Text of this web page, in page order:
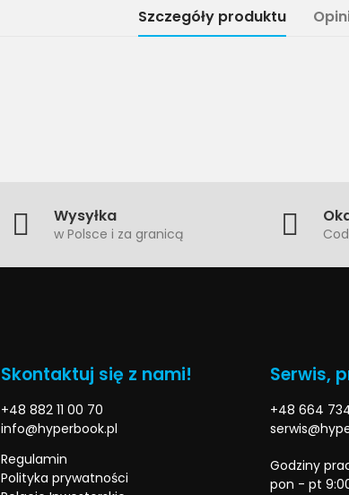
Szczegóły produktu
Wysyłka
w Polsce i za granicą
Skontaktuj się z nami!
+48 882 11 00 70
info@hyperbook.pl
Regulamin
Polityka prywatności
Serwis,
+48 664
Godziny
pon - pt